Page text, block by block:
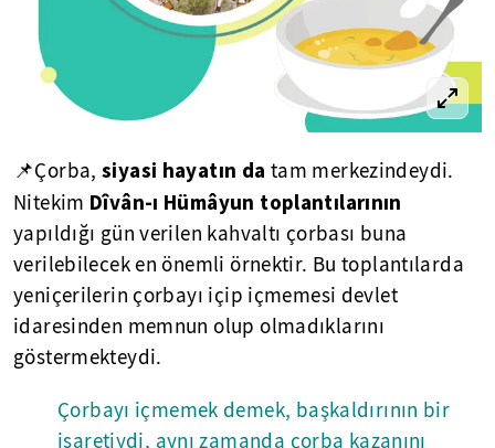
📌Çorba,siyasi hayatın da tam merkezindeydi.
Nitekim Dîvân-ı Hümâyun toplantılarının
yapıldığı gün verilen kahvaltı çorbası buna
verilebilecek en önemli örnektir. Bu toplantılarda
yeniçerilerin çorbayı içip içmemesi devlet
idaresinden memnun olup olmadıklarını
göstermekteydi.
Çorbayı içmemek demek, başkaldırının bir
işaretiydi, aynı zamanda çorba kazanını